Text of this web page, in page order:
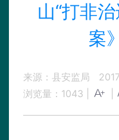
山“打非
案
来源：县安监局
浏览量： 1043